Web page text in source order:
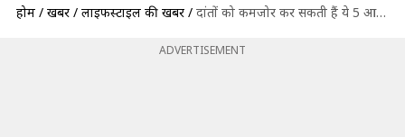
होम / खबरें / लाइफस्टाइल की खबरें / दांतों को कमजोर कर सकती हैं ये 5 आदतें, जल्द बदलें
ADVERTISEMENT